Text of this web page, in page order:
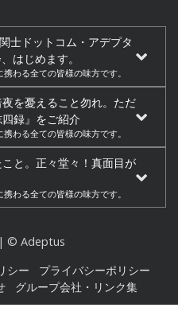
士ドットコム・アデプタ
はじめます。
わる全ての皆様の味方です。
を憂えること勿れ。ただ
録』をご紹介
わる全ての皆様の味方です。
と。正々堂々！真面目が
わる全ての皆様の味方です。
| © Adeptus
シー
プライバシーポリシー
グループ会社・リンク集